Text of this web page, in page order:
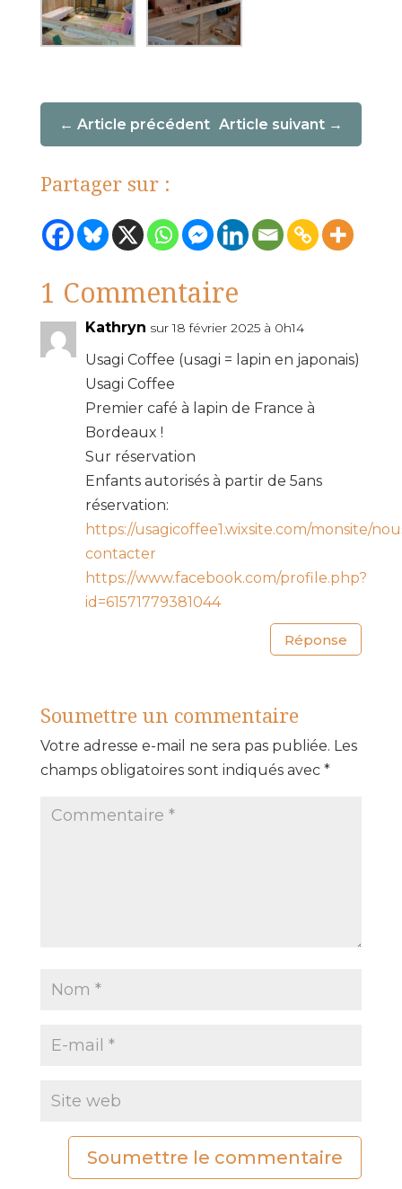
Article suivant
Article précédent
Partager sur :
1 Commentaire
Kathryn sur 18 février 2025 à 0h14
Usagi Coffee (usagi = lapin en japonais)
Usagi Coffee
Premier café à lapin de France à
Bordeaux !
Sur réservation
Enfants autorisés à partir de 5ans
réservation:
https://usagicoffee1.wixsite.com/monsite/
contacter
https://www.facebook.com/profile.php?
id=61571779381044
Réponse
Soumettre un commentaire
Votre adresse e-mail ne sera pas publiée. Les
champs obligatoires sont indiqués avec *
Soumettre le commentaire